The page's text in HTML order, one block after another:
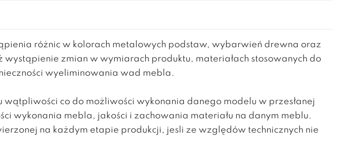
różnic w kolorach metalowych podstaw, wybarwień drewna oraz
zmian w wymiarach produktu, materiałach stosowanych do
wyeliminowania wad mebla.
co do możliwości wykonania danego modelu w przesłanej
wykonania mebla, jakości i zachowania materiału na danym meblu.
na każdym etapie produkcji, jesli ze względów technicznych nie